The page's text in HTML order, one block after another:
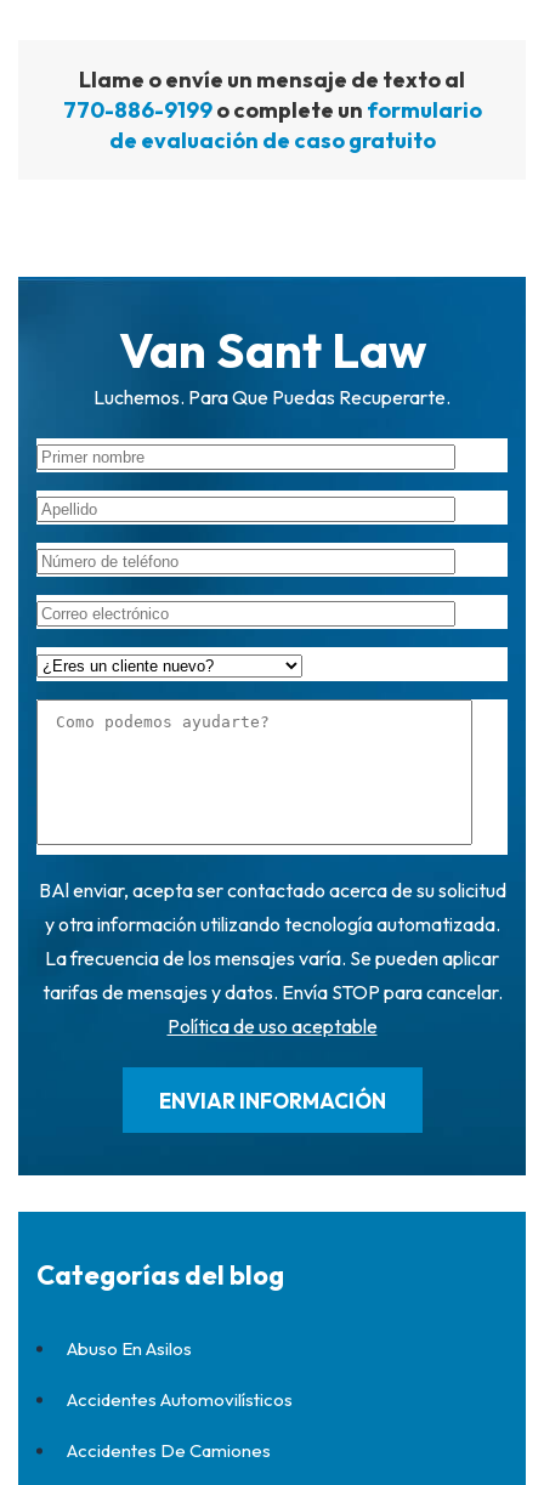
Llame o envíe un mensaje de texto al
770-886-9199o complete un formulario
de evaluación de caso gratuito
Van Sant Law
Luchemos. Para Que Puedas Recuperarte.
BAl enviar, acepta ser contactado acerca de su solicitud
y otra información utilizando tecnología automatizada.
La frecuencia de los mensajes varía. Se pueden aplicar
tarifas de mensajes y datos. Envía STOP para cancelar.
Política de uso aceptable
Categorías del blog
Abuso En Asilos
Accidentes Automovilísticos
Accidentes De Camiones